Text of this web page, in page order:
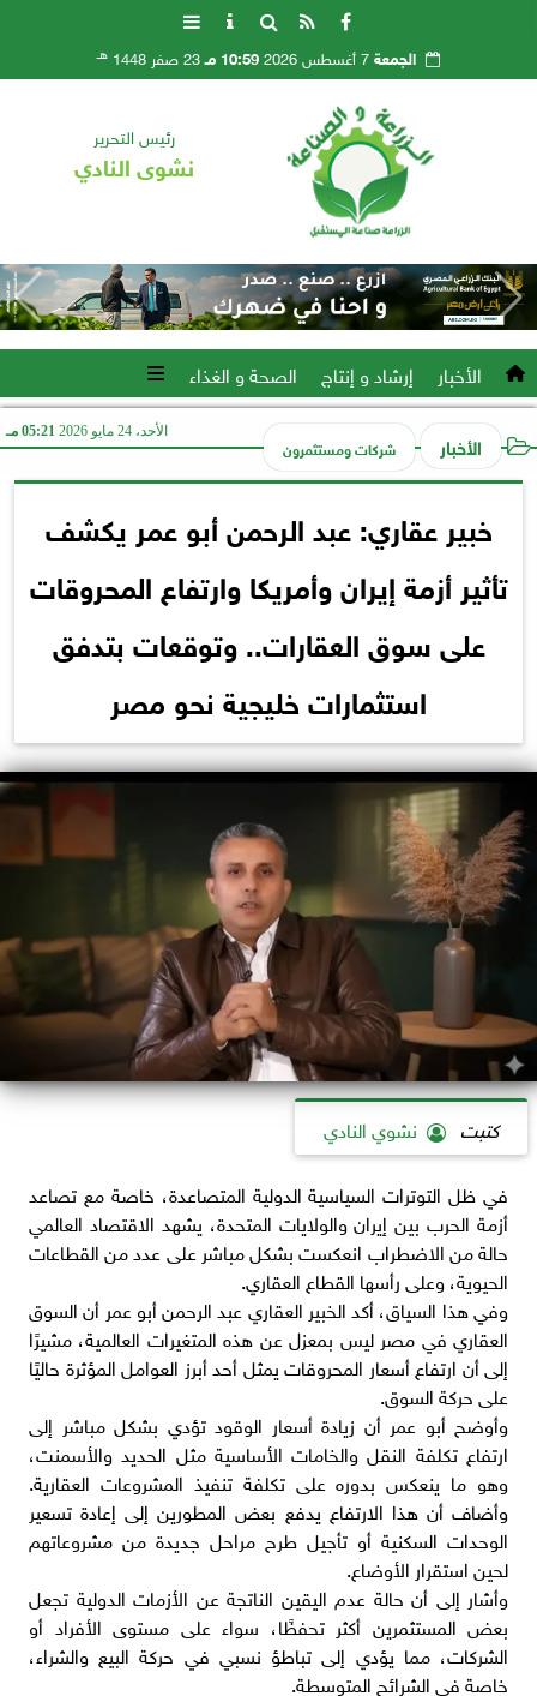
الجمعة 10:59 مـ 23 صفر 1448 هـ
رئيس التحرير
نشوى النادي
الأخبار إرشاد و إنتاج الصحة و الغذاء
الأخبار شركات ومستثمرون
الأحد، 24 مايو 2026 05:21 مـ
خبير عقاري: عبد الرحمن أبو عمر يكشف
تأثير أزمة إيران وأمريكا وارتفاع المحروقات
على سوق العقارات.. وتوقعات بتدفق
استثمارات خليجية نحو مصر
كتبت
نشوي النادي
في ظل التوترات السياسية الدولية المتصاعدة، خاصة مع تصاعد
أزمة الحرب بين إيران والولايات المتحدة، يشهد الاقتصاد العالمي
حالة من الاضطراب انعكست بشكل مباشر على عدد من القطاعات
الحيوية، وعلى رأسها القطاع العقاري.
وفي هذا السياق، أكد الخبير العقاري عبد الرحمن أبو عمر أن السوق
العقاري في مصر ليس بمعزل عن هذه المتغيرات العالمية، مشيرًا
إلى أن ارتفاع أسعار المحروقات يمثل أحد أبرز العوامل المؤثرة حاليًا
على حركة السوق.
وأوضح أبو عمر أن زيادة أسعار الوقود تؤدي بشكل مباشر إلى
ارتفاع تكلفة النقل والخامات الأساسية مثل الحديد والأسمنت،
وهو ما ينعكس بدوره على تكلفة تنفيذ المشروعات العقارية.
وأضاف أن هذا الارتفاع يدفع بعض المطورين إلى إعادة تسعير
الوحدات السكنية أو تأجيل طرح مراحل جديدة من مشروعاتهم
لحين استقرار الأوضاع.
وأشار إلى أن حالة عدم اليقين الناتجة عن الأزمات الدولية تجعل
بعض المستثمرين أكثر تحفظًا، سواء على مستوى الأفراد أو
الشركات، مما يؤدي إلى تباطؤ نسبي في حركة البيع والشراء،
خاصة في الشرائح المتوسطة.